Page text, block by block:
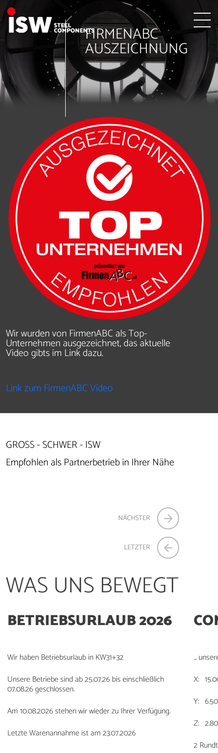
FIRMENABC
AUSZEICHNUNG
Wir wurden von FirmenABC als Top-
Unternehmen ausgezeichnet, das aktuelle
Video gibts im Link dazu.
Link zum FirmenABC Video
GROSS - SCHWER - ISW
Empfohlen als Partnerbetrieb in Ihrer Nähe
NÄCHSTER
LETZTER
WAS UNS BEWEGT
BETRIEBSURLAUB 2026
Wir haben Betriebsurlaub in KW31+32
Unsere Betriebe sind ab 25.07.26 bis einschließlich
07.08.26 geschlossen.
Am 10.08.2026 stehen wir wieder zu Ihrer Verfügung.
Letzte Warenannahme ist am 23.07.2026
...
X:
Y:
Z:
2